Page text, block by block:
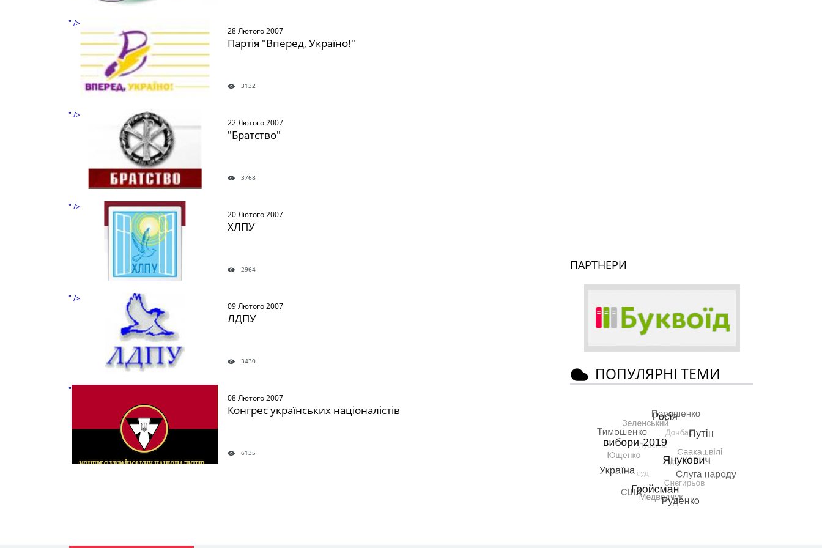
" />
28 Лютого 2007
Партія "Вперед, Україно!"
3132
" />
22 Лютого 2007
"Братство"
3768
" />
20 Лютого 2007
ХЛПУ
2964
" />
09 Лютого 2007
ЛДПУ
3430
" />
08 Лютого 2007
Конгрес українських націоналістів
6135
ПАРТНЕРИ
ПОПУЛЯРНІ ТЕМИ